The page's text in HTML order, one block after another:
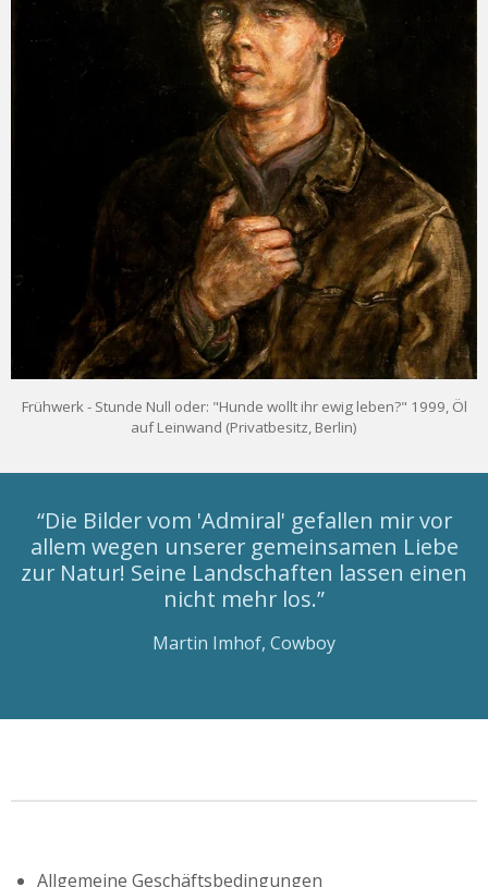
Frühwerk - Stunde Null oder: "Hunde wollt ihr ewig leben?" 1999, Öl
auf Leinwand (Privatbesitz, Berlin)
“Die Bilder vom 'Admiral' gefallen mir vor
allem wegen unserer gemeinsamen Liebe
zur Natur! Seine Landschaften lassen einen
nicht mehr los.”
Martin Imhof, Cowboy
Allgemeine Geschäftsbedingungen